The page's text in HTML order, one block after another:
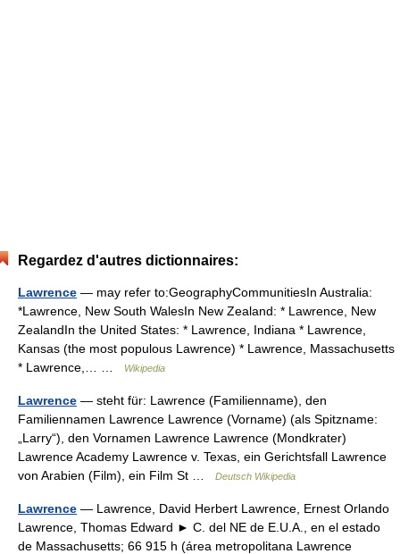
Regardez d'autres dictionnaires:
Lawrence — may refer to:GeographyCommunitiesIn Australia:
*Lawrence, New South WalesIn New Zealand: * Lawrence, New
ZealandIn the United States: * Lawrence, Indiana * Lawrence,
Kansas (the most populous Lawrence) * Lawrence, Massachusetts
* Lawrence,… …
Wikipedia
Lawrence — steht für: Lawrence (Familienname), den
Familiennamen Lawrence Lawrence (Vorname) (als Spitzname:
„Larry“), den Vornamen Lawrence Lawrence (Mondkrater)
Lawrence Academy Lawrence v. Texas, ein Gerichtsfall Lawrence
von Arabien (Film), ein Film St …
Deutsch Wikipedia
Lawrence — Lawrence, David Herbert Lawrence, Ernest Orlando
Lawrence, Thomas Edward ► C. del NE de E.U.A., en el estado
de Massachusetts; 66 915 h (área metropolitana Lawrence